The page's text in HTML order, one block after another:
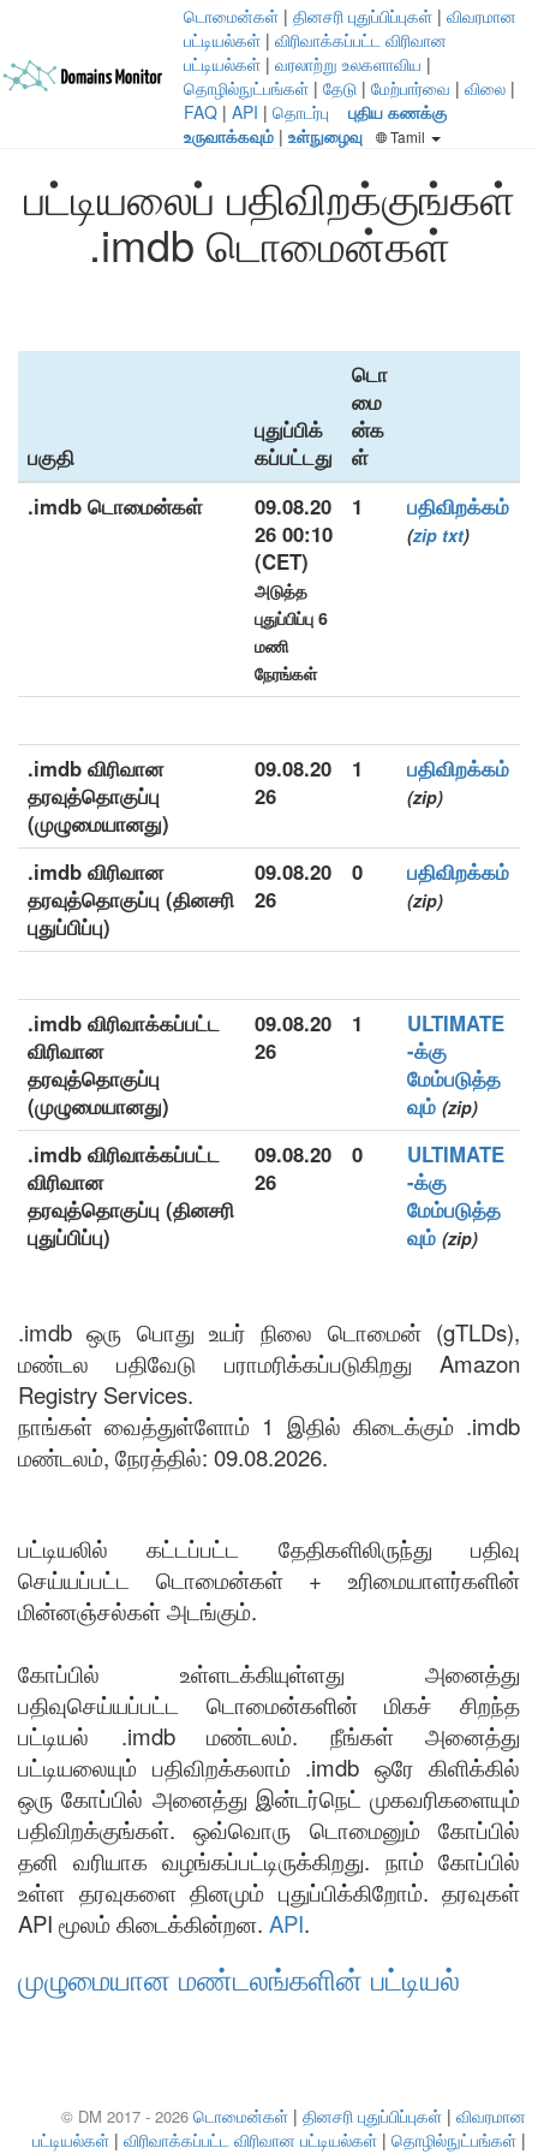
டொமைன்கள் | தினசரி புதுப்பிப்புகள் | விவரமான
பட்டியல்கள் | விரிவாக்கப்பட்ட விரிவான
பட்டியல்கள் | வரலாற்று உலகளாவிய |
தொழில்நுட்பங்கள் | தேடு | மேற்பார்வை | விலை |
FAQ | API | தொடர்பு
புதிய கணக்கு
உருவாக்கவும் | உள்நுழைவு Tamil
பட்டியலைப் பதிவிறக்குங்கள்
.imdb டொமைன்கள்
பகுதி
புதுப்பிக்
கப்பட்டது
டொ
மை
ன்க
ள்
.imdb டொமைன்கள்
09.08.20
26 00:10
(CET)
அடுத்த
புதுப்பிப்பு 6
மணி
நேரங்கள்
1 பதிவிறக்கம்
(zip txt)
.imdb விரிவான
தரவுத்தொகுப்பு
(முழுமையானது)
09.08.20
26
1 பதிவிறக்கம்
(zip)
.imdb விரிவான
தரவுத்தொகுப்பு (தினசரி
புதுப்பிப்பு)
09.08.20
26
0 பதிவிறக்கம்
(zip)
.imdb விரிவாக்கப்பட்ட
விரிவான
தரவுத்தொகுப்பு
(முழுமையானது)
09.08.20
26
1
ULTIMATE
-க்கு
மேம்படுத்த
வும் (zip)
.imdb விரிவாக்கப்பட்ட
விரிவான
தரவுத்தொகுப்பு (தினசரி
புதுப்பிப்பு)
09.08.20
26
0
ULTIMATE
-க்கு
மேம்படுத்த
வும் (zip)
.imdb ஒரு பொது உயர் நிலை டொமைன் (gTLDs),
மண்டல பதிவேடு பராமரிக்கப்படுகிறது Amazon
Registry Services.
நாங்கள் வைத்துள்ளோம் 1 இதில் கிடைக்கும் .imdb
மண்டலம், நேரத்தில்: 09.08.2026.
பட்டியலில் கட்டப்பட்ட தேதிகளிலிருந்து பதிவு
செய்யப்பட்ட டொமைன்கள் + உரிமையாளர்களின்
மின்னஞ்சல்கள் அடங்கும்.
கோப்பில் உள்ளடக்கியுள்ளது அனைத்து
பதிவுசெய்யப்பட்ட டொமைன்களின் மிகச் சிறந்த
பட்டியல் .imdb மண்டலம். நீங்கள் அனைத்து
பட்டியலையும் பதிவிறக்கலாம் .imdb ஒரே கிளிக்கில்
ஒரு கோப்பில் அனைத்து இன்டர்நெட் முகவரிகளையும்
பதிவிறக்குங்கள். ஒவ்வொரு டொமைனும் கோப்பில்
தனி வரியாக வழங்கப்பட்டிருக்கிறது. நாம் கோப்பில்
உள்ள தரவுகளை தினமும் புதுப்பிக்கிறோம். தரவுகள்
API மூலம் கிடைக்கின்றன. API.
முழுமையான மண்டலங்களின் பட்டியல்
© DM 2017 - 2026 டொமைன்கள் | தினசரி புதுப்பிப்புகள் | விவரமான
பட்டியல்கள் | விரிவாக்கப்பட்ட விரிவான பட்டியல்கள் | தொழில்நுட்பங்கள் |